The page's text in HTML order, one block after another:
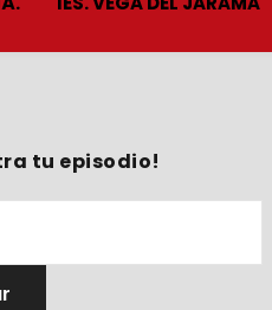
tu episodio!